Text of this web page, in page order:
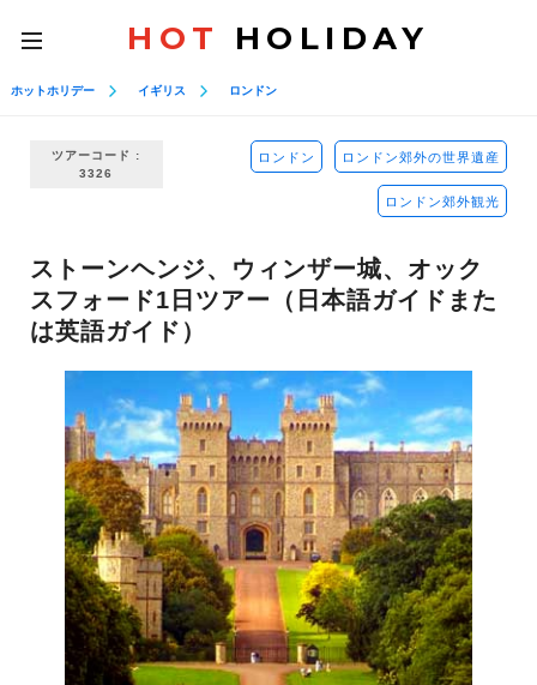
toggle
navigation
HOT HOLIDAY
ホットホリデー イギリス ロンドン
ツアーコード :
3326
ロンドン ロンドン郊外の世界遺産
ロンドン郊外観光
ストーンヘンジ、ウィンザー城、オック
スフォード1日ツアー（日本語ガイドまた
は英語ガイド）